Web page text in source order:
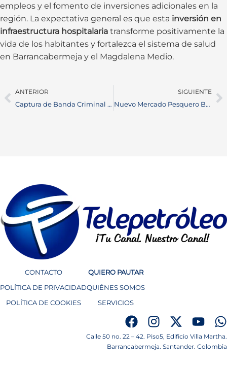
empleos y el fomento de inversiones adicionales en la
región. La expectativa general es que esta inversión en
infraestructura hospitalaria transforme positivamente la
vida de los habitantes y fortalezca el sistema de salud
en Barrancabermeja y el Magdalena Medio.
ANTERIOR
Captura de Banda Criminal en Barrancabermeja: 11 Detenidos por Graves Delitos
SIGUIENTE
Nuevo Mercado Pesquero Barrancabermeja: Transformación Urbana y Comercial
CONTACTO
POLÍTICA DE PRIVACIDAD
POLÍTICA DE COOKIES
QUIERO PAUTAR
QUIÉNES SOMOS
SERVICIOS
Calle 50 no. 22 – 42. Piso5, Edificio Villa Martha.
Barrancabermeja. Santander. Colombia